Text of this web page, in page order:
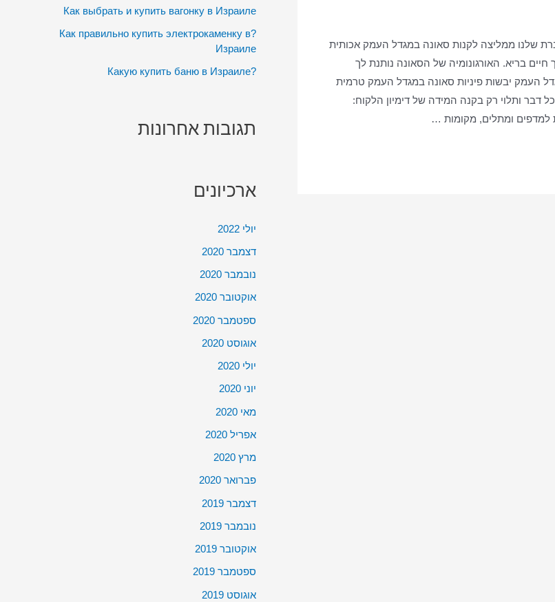
שלנו ממליצה לקנות סאונה במגדל העמק אכותית
בריא. האורגונומיה של הסאונה נותנת לך
העמק יבשות פיניות סאונה במגדל העמק טרמית
דבר ותלוי רק בקנה המידה של דימיון הלקוח:
למדפים ומתלים, מקומות …
:
Как выбрать и купить вагонку в Израиле
?Как правильно купить электрокаменку в
Израиле
?Какую купить баню в Израиле
תגובות אחרונות
ארכיונים
יולי 2022
דצמבר 2020
נובמבר 2020
אוקטובר 2020
ספטמבר 2020
אוגוסט 2020
יולי 2020
יוני 2020
מאי 2020
אפריל 2020
מרץ 2020
פברואר 2020
דצמבר 2019
נובמבר 2019
אוקטובר 2019
ספטמבר 2019
אוגוסט 2019